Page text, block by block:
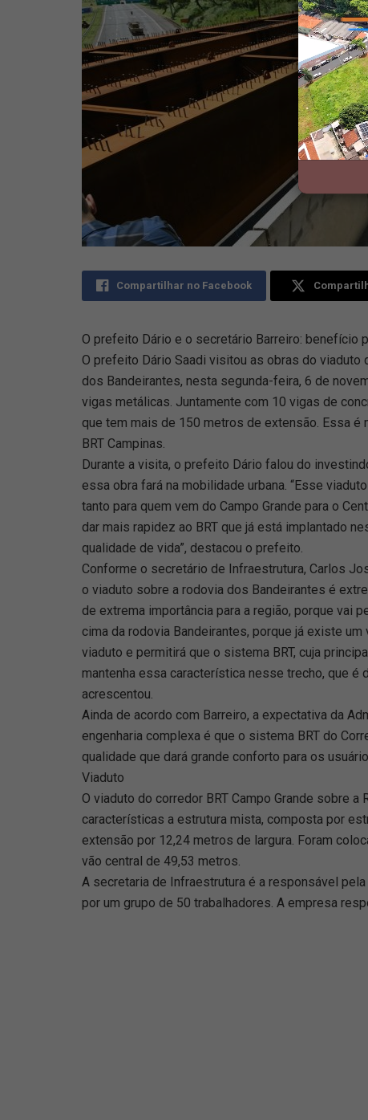
Compartilhar no Facebook
O prefeito Dário e o secretário Barreiro: benefício
O prefeito Dário Saadi visitou as obras do viaduto
dos Bandeirantes, nesta segunda-feira, 6 de
vigas metálicas. Juntamente com 10 vigas de
que tem mais de 150 metros de extensão. Essa é
BRT Campinas.
Durante a visita, o prefeito Dário falou do
essa obra fará na mobilidade urbana. “Esse
tanto para quem vem do Campo Grande para o
dar mais rapidez ao BRT que já está implantado
qualidade de vida”, destacou o prefeito.
Conforme o secretário de Infraestrutura, Carlos
o viaduto sobre a rodovia dos Bandeirantes é
de extrema importância para a região, porque vai
cima da rodovia Bandeirantes, porque já existe
viaduto e permitirá que o sistema BRT, cuja
mantenha essa característica nesse trecho, que é
acrescentou.
Ainda de acordo com Barreiro, a expectativa da
engenharia complexa é que o sistema BRT do
qualidade que dará grande conforto para os
Viaduto
O viaduto do corredor BRT Campo Grande sobre
características a estrutura mista, composta por
extensão por 12,24 metros de largura. Foram
vão central de 49,53 metros.
A secretaria de Infraestrutura é a responsável
por um grupo de 50 trabalhadores. A empresa